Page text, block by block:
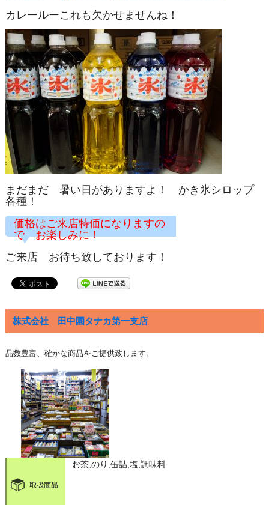
カレールーこれも欠かせませんね！
まだまだ 暑い日がありますよ！ かき氷シロップ
各種！
価格はご来店特価になりますの
で お楽しみに！
ご来店 お待ち致しております！
株式会社 田中園タナカ第一支店
品数豊富、確かな商品をご提供致します。
お茶,のり,缶詰,塩,調味料